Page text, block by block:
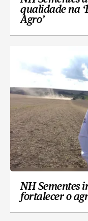
qualidade na
Agro’
NH Sementes
fortalecer o